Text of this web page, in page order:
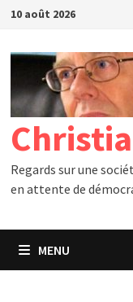
Passer
contenu
10 août 2026
Regards sur une
en attente de
MENU